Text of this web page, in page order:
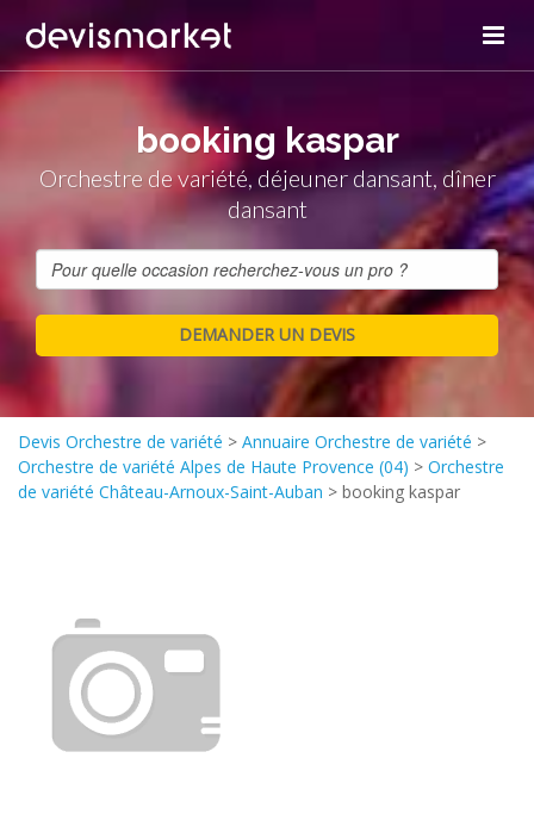
booking kaspar
Orchestre de variété, déjeuner dansant, dîner
dansant
Devis Orchestre de variété > Annuaire Orchestre de variété >
Orchestre de variété Alpes de Haute Provence (04) > Orchestre
de variété Château-Arnoux-Saint-Auban > booking kaspar